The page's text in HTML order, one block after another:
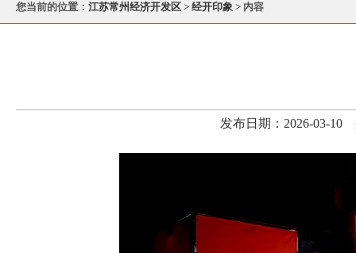
您当前的位置： 江苏常州经济开发区 > 经开印象 > 内容
发布日期：2026-03-